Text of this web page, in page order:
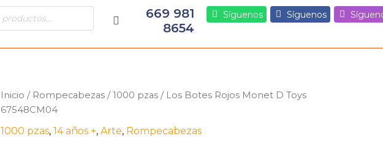
669 981
8654
Síguenos Síguenos
Inicio / Rompecabezas /1000 pzas / Los Botes Rojos Monet D Toys
67548CM04
1000 pzas, 14 años +, Arte, Rompecabezas